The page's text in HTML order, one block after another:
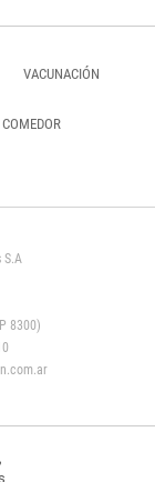
VACUNACIÓN
COMEDOR
8300)